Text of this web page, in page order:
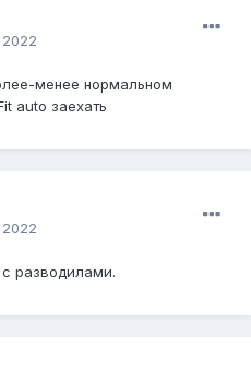
менее нормальном
auto заехать
разводилами.